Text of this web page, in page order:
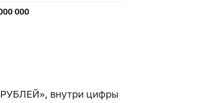
000
РУБЛЕЙ», внутри цифры